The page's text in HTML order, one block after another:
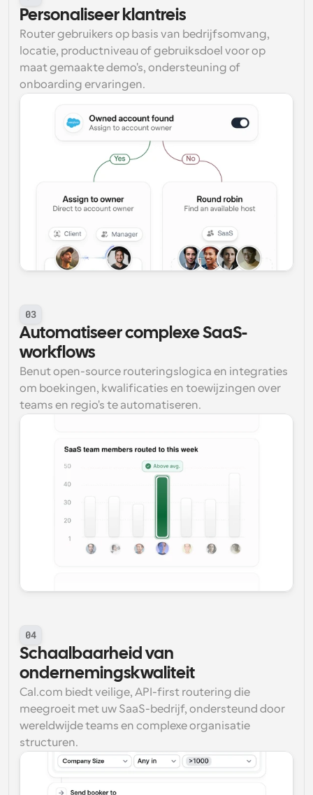
Personaliseer klantreis
Router gebruikers op basis van bedrijfsomvang,
locatie, productniveau of gebruiksdoel voor op
maat gemaakte demo's, ondersteuning of
onboarding ervaringen.
03
Automatiseer complexe SaaS-
workflows
Benut open-source routeringslogica en integraties
om boekingen, kwalificaties en toewijzingen over
teams en regio's te automatiseren.
04
Schaalbaarheid van
ondernemingskwaliteit
Cal.com biedt veilige, API-first routering die
meegroeit met uw SaaS-bedrijf, ondersteund door
wereldwijde teams en complexe organisatie
structuren.